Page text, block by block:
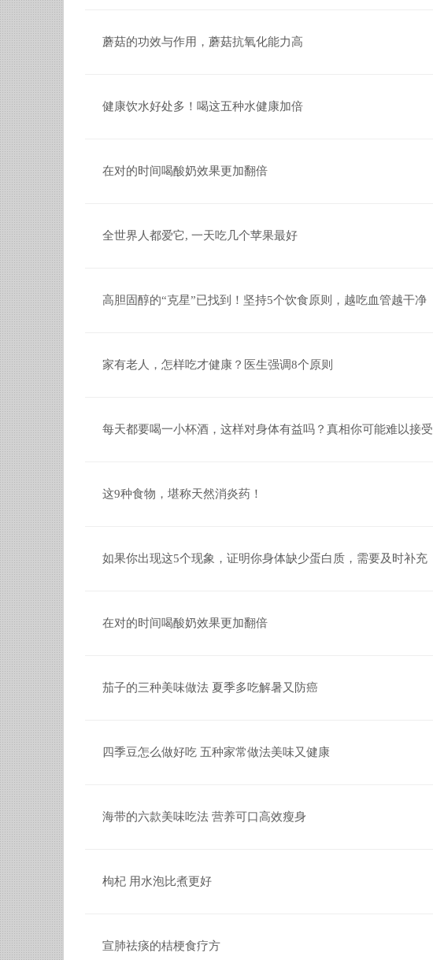
蘑菇的功效与作用，蘑菇抗氧化能力高
健康饮水好处多！喝这五种水健康加倍
在对的时间喝酸奶效果更加翻倍
全世界人都爱它, 一天吃几个苹果最好
高胆固醇的“克星”已找到！坚持5个饮食原则，越吃血管越干净
家有老人，怎样吃才健康？医生强调8个原则
每天都要喝一小杯酒，这样对身体有益吗？真相你可能难以接受
这9种食物，堪称天然消炎药！
如果你出现这5个现象，证明你身体缺少蛋白质，需要及时补充
在对的时间喝酸奶效果更加翻倍
茄子的三种美味做法 夏季多吃解暑又防癌
四季豆怎么做好吃 五种家常做法美味又健康
海带的六款美味吃法 营养可口高效瘦身
枸杞 用水泡比煮更好
宣肺祛痰的桔梗食疗方